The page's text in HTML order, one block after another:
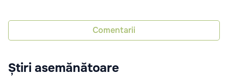
Comentarii
Știri asemănătoare